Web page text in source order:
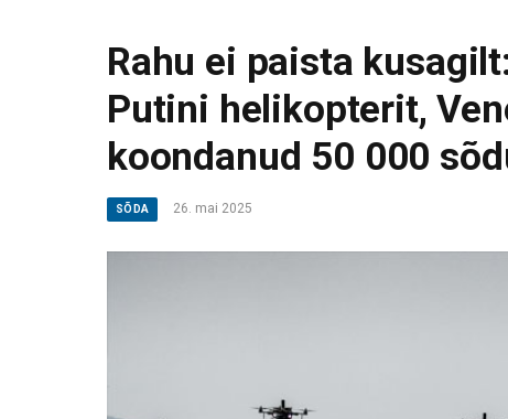
Rahu ei paista
Putini helikopterit,
koondanud 50 000
SÕDA 26. mai 2025